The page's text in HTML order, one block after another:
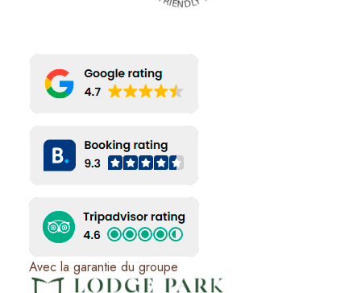
Avec la garantie du groupe